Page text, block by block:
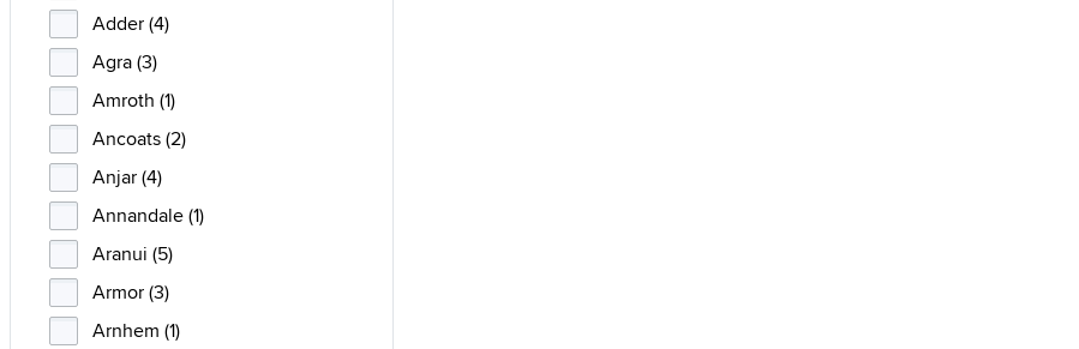
Adder (4)
Agra (3)
Amroth (1)
Ancoats (2)
Anjar (4)
Annandale (1)
Aranui (5)
Armor (3)
Arnhem (1)